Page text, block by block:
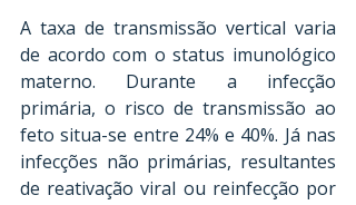
A taxa de transmissão vertical varia
de acordo com o status imunológico
materno. Durante a infecção
primária, o risco de transmissão ao
feto situa-se entre 24% e 40%. Já nas
infecções não primárias, resultantes
de reativação viral ou reinfecção por